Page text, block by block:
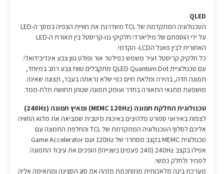
QLED
הטכנולוגיה המתקדמת של TCL משדרגת את חוויית הצפיה במסך ה-LED
על ידי הוספתם של מיליארדי חלקיקי ננו-קריסטל בין תאורת ה-LED
האחורית לבין פאנל הLCD- הקדמי.
כל חלקיק קריסטל זעיר משמש כפילטר אור ופולט גוון צבע אינדיבידואלי.
עם טכנולוגיית QLED Quantum Dot מתקבלים טווח צבע רחב במיוחד,
תמונה חדה, בהירה ומלאת חיים כפי שלא נראתה בעבר, תצוגה שאינה
מושפעת מתנאי התאורה בחדר ועומק תמונה שנותן תחושת תלת-ממד.
טכנולוגית החלקת תמונה (MEMC 120Hz) ומאיץ תמונה (240Hz)
לצפות באירועי ספורט מלהיבים באיכות מיטבית שמביאה את מלוא החוויה
אליכם לסלון! הטכנולוגיה המתקדמת של TCL והחלפת התמונה עם
טכנולוגית MEMC בקצב מסחרר של 120Hz ועם Game Accelerator
אפילו בקצב 240Hz (240 פעמים בשנייה!) הופכים את עיבוד התמונה
למהיר ולחלק כמשי.
מערכת בינה מלאכותית מתוחכמת מזהה את סוג הסצינה ומתאימה אליה